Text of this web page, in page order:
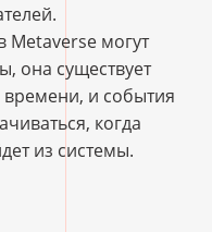
Metaverse могут
она существует
и события
когда
из системы.